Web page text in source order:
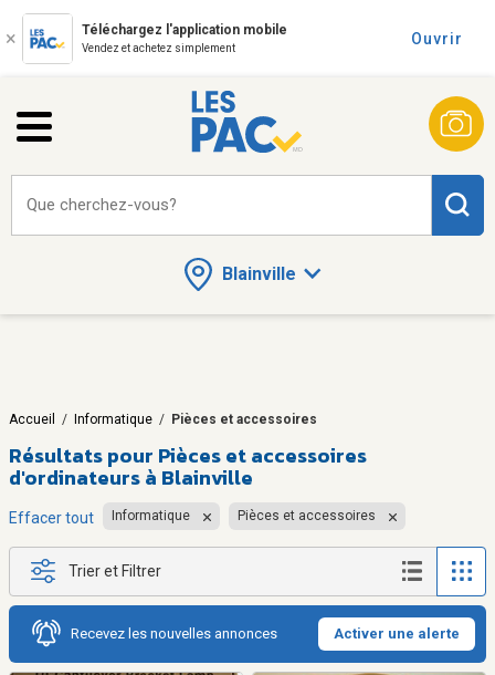
Téléchargez l'application mobile
Vendez et achetez simplement
Ouvrir
Blainville
Que cherchez-vous?
Accueil / Informatique / Pièces et accessoires
Résultats pour Pièces et accessoires
d'ordinateurs à Blainville
Effacer tout Informatique Pièces et accessoires
Trier et Filtrer
Recevez les nouvelles annonces Activer une alerte